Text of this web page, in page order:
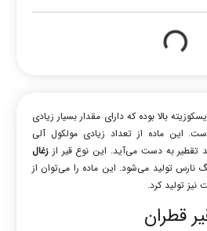
بالا بوده که دارای مقدار بسیار زیادی
این ماده از تعداد زیادی مولکول آلی
تقطیر به دست می‌آید. این نوع قیر از زغال
نارس تولید می‌شود. این ماده را می‌توان از
نیز تولید کرد.
قطران